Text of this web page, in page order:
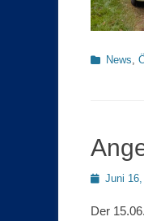
Kategorien
News,
Posted
Juni
Der